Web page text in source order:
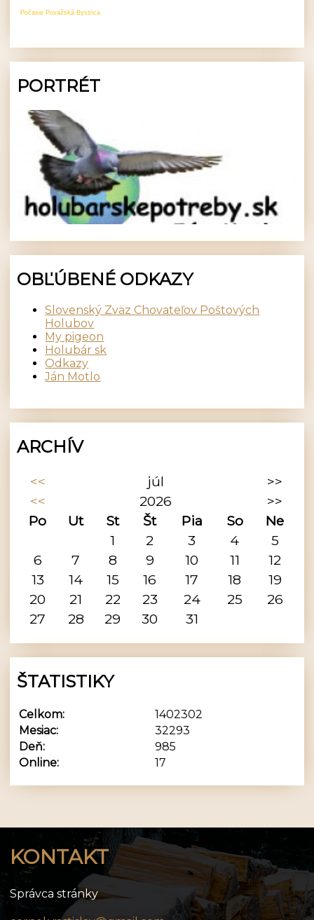
Počasie Považská Bystrica
PORTRÉT
OBĽÚBENÉ ODKAZY
Slovenský Zväz Chovateľov Poštových
Holubov
My pigeon
Holubár sk
Odkazy
Ján Motlo
ARCHÍV
<< júl
>>
<<
2026
>>
Po
Ut St Št Pia So
Ne
1
2 3 4
5
6
7 8 9 10 11
12
13
14 15 16 17 18
19
20
21 22 23 24 25
26
27
28 29 30 31
ŠTATISTIKY
Online: 17
Celkom:
1402302
Mesiac:
32293
Deň:
985
KONTAKT
Správca stránky